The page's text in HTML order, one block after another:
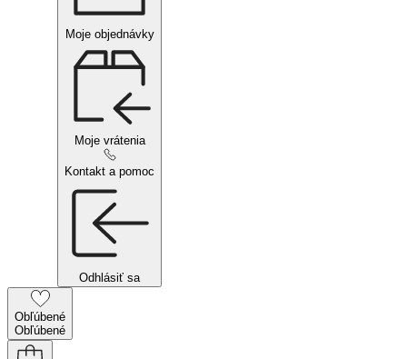
Moje objednávky
Moje vrátenia
Kontakt a pomoc
Odhlásiť sa
Obľúbené
Obľúbené